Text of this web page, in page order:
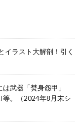
イラスト大解剖！引く
武器「焚身怨甲」
等。（2024年8月末シ